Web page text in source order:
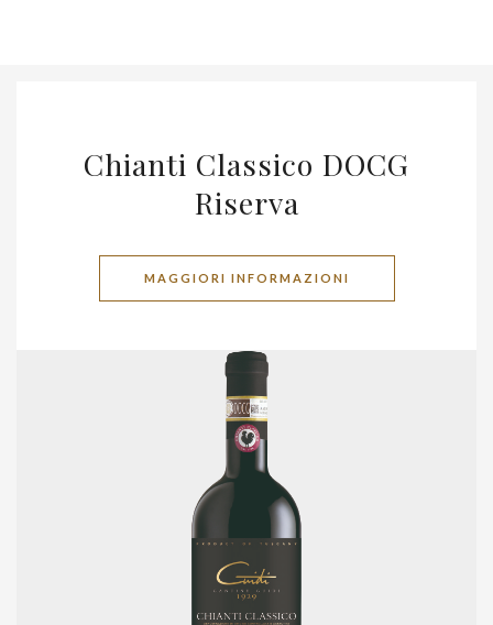
Chianti Classico DOCG
Riserva
MAGGIORI INFORMAZIONI